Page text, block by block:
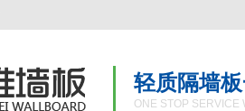
轻质隔墙
ONE STOP SERVICE